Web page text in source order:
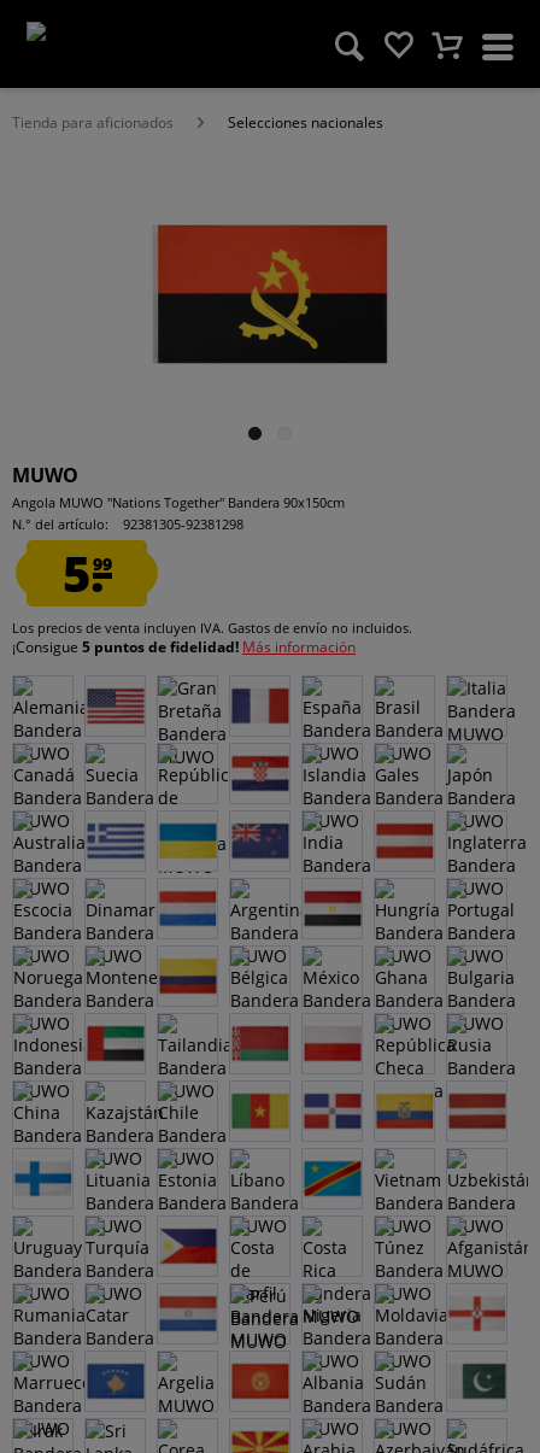
Tienda para aficionados Selecciones nacionales
MUWO
Angola MUWO "Nations Together" Bandera 90x150cm
N.° del artículo:
92381305-92381298
5.99
Los precios de venta incluyen IVA. Gastos de envío no incluidos.
¡Consigue 5 puntos de fidelidad! Más información